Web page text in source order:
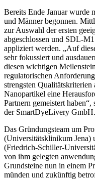
Bereits Ende Januar wurde
und Männer begonnen.
zur Auswahl der ersten
abgeschlossen und SDL-
appliziert werden. „Auf
sehr fokussiert und
diesen wichtigen
regulatorischen
strengsten
Nanopartikel eine
Partnern gemeistert
der SmartDyeLivery GmbH.
Das Gründungsteam um
(Universitätsklinikum Jena)
(Friedrich-Schiller-
von ihm gelegten
Grundsteine nun in einem
münden und zukünftig